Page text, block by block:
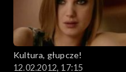
Kultura, głupcze!
12.02.2012, 17:15